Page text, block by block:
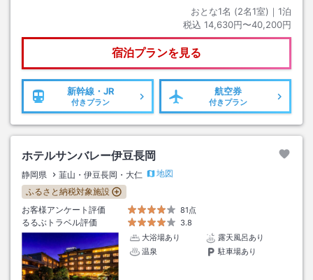
おとな1名 (2名1室)｜ 1泊
税込 14,630円〜40,200円
宿泊プランを見る
新幹線・JR
付きプラン
航空券
付きプラン
ホテルサンバレー伊豆長岡
静岡県 韮山・伊豆長岡・大仁
地図
ふるさと納税対象施設
お客様アンケート評価
81点
るるぶトラベル評価
3.8
大浴場あり
露天風呂あり
温泉
駐車場あり